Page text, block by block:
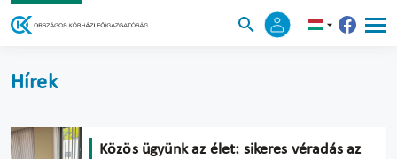
Hírek
Közös ügyünk az élet: sikeres véradás az